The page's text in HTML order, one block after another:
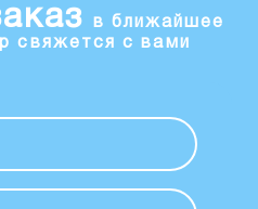
в ближайшее
свяжется с вами